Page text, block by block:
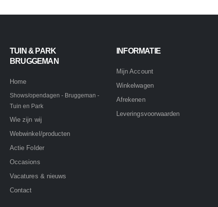
TUIN & PARK
BRUGGEMAN
Home
Shows/opendagen - Bruggeman -
Tuin en Park
Wie zijn wij
Webwinkel/producten
Actie Folder
Occasions
Vacatures & nieuws
Contact
INFORMATIE
Mijn Account
Winkelwagen
Afrekenen
Leveringsvoorwaarden